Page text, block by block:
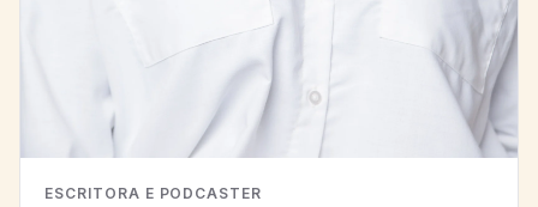
ESCRITORA E PODCASTER